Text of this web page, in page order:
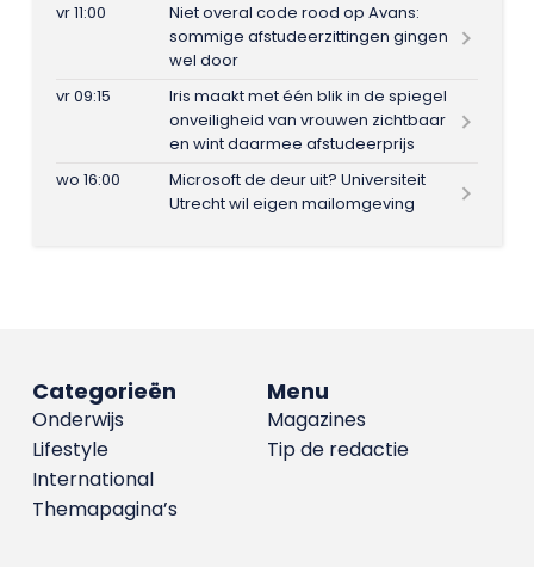
vr 11:00
Niet overal code rood op Avans:
sommige afstudeerzittingen gingen
wel door
vr 09:15
Iris maakt met één blik in de spiegel
onveiligheid van vrouwen zichtbaar
en wint daarmee afstudeerprijs
wo 16:00
Microsoft de deur uit? Universiteit
Utrecht wil eigen mailomgeving
Menu
Magazines
Tip de redactie
Categorieën
Onderwijs
Lifestyle
International
Themapagina’s